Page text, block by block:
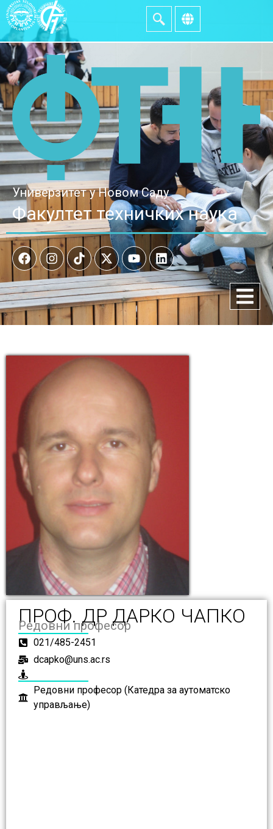
Универзитет у Новом Саду
Факултет техничких наука
ПРОФ. ДР ДАРКО ЧАПКО
Редовни професор
021/485-2451
dcapko@uns.ac.rs
Редовни професор (Катедра за аутоматско
управљање)